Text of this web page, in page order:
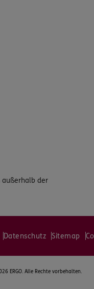
außerhalb der
Datenschutz Sitemap
ERGO. Alle Rechte vorbehalten.